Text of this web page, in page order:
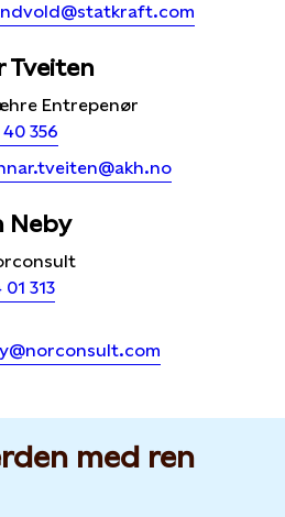
Tveiten
Entrepenør
40 356
Neby
01 313
med ren